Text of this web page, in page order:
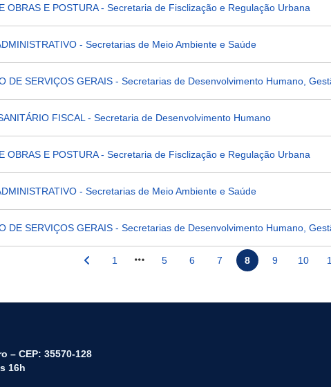
OBRAS E POSTURA - Secretaria de Fisclização e Regulação Urbana
- Secretarias de Meio Ambiente e Saúde
DE SERVIÇOS GERAIS - Secretarias de Desenvolvimento Humano,
FISCAL - Secretaria de Desenvolvimento Humano
OBRAS E POSTURA - Secretaria de Fisclização e Regulação Urbana
- Secretarias de Meio Ambiente e Saúde
DE SERVIÇOS GERAIS - Secretarias de Desenvolvimento Humano,
1 5 6 7 8 9 10
– CEP: 35570-128
16h